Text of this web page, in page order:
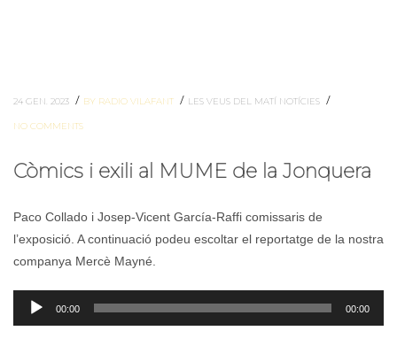
24 GEN. 2023 / BY RADIO VILAFANT / LES VEUS DEL MATÍ NOTÍCIES /
NO COMMENTS
Còmics i exili al MUME de la Jonquera
Paco Collado i Josep-Vicent García-Raffi comissaris de
l’exposició. A continuació podeu escoltar el reportatge de la nostra
companya Mercè Mayné.
Reproductor
d'àudio
00:00 00:00